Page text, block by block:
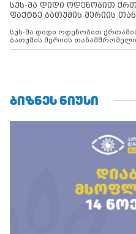
სუს-მა დიდი ოდენობით
ფაქტზე ბათუმის მერიის
სუს-მა დიდი ოდენობით ქრთამის მოთხოვნისა და აღების ფაქტზე
ბათუმის მერიის თანამშრომელი
ᲑᲘᲖᲜᲔᲡ ᲜᲘᲣᲡᲘ